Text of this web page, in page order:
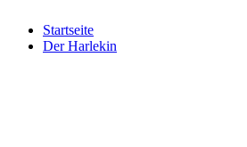
Startseite
Der Harlekin